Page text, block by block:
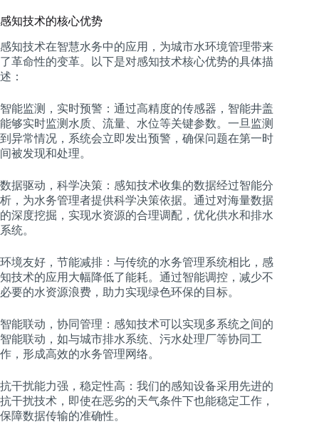
感知技术的核心优势
感知技术在智慧水务中的应用，为城市水环境管理带来
了革命性的变革。以下是对感知技术核心优势的具体描
述：
智能监测，实时预警：通过高精度的传感器，智能井盖
能够实时监测水质、流量、水位等关键参数。一旦监测
到异常情况，系统会立即发出预警，确保问题在第一时
间被发现和处理。
数据驱动，科学决策：感知技术收集的数据经过智能分
析，为水务管理者提供科学决策依据。通过对海量数据
的深度挖掘，实现水资源的合理调配，优化供水和排水
系统。
环境友好，节能减排：与传统的水务管理系统相比，感
知技术的应用大幅降低了能耗。通过智能调控，减少不
必要的水资源浪费，助力实现绿色环保的目标。
智能联动，协同管理：感知技术可以实现多系统之间的
智能联动，如与城市排水系统、污水处理厂等协同工
作，形成高效的水务管理网络。
抗干扰能力强，稳定性高：我们的感知设备采用先进的
抗干扰技术，即使在恶劣的天气条件下也能稳定工作，
保障数据传输的准确性。